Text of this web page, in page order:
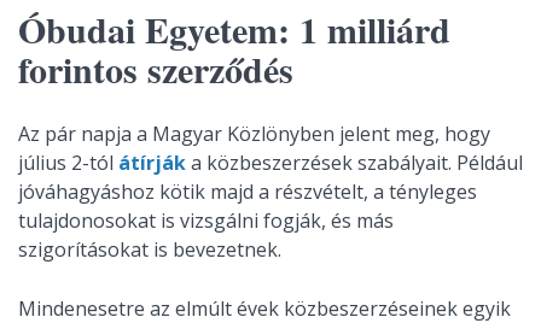
Óbudai Egyetem: 1 milliárd
forintos szerződés
Az pár napja a Magyar Közlönyben jelent meg, hogy
július 2-tól átírjáka közbeszerzések szabályait. Például
jóváhagyáshoz kötik majd a részvételt, a tényleges
tulajdonosokat is vizsgálni fogják, és más
szigorításokat is bevezetnek.
Mindenesetre az elmúlt évek közbeszerzéseinek egyik